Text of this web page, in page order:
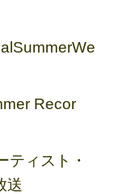
Recor
ティスト・
送